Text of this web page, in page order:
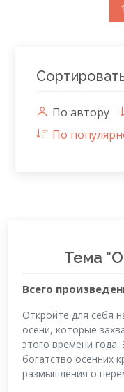
1
По автору
По
Тема
Всего
Откройте для себя
осени, которые
этого времени
богатство осенних
размышления о